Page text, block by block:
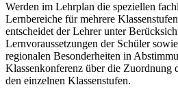
Werden im Lehrplan die speziellen
Lernbereiche für mehrere
entscheidet der Lehrer unter
Lernvoraussetzungen der Schüler
regionalen Besonderheiten in
Klassenkonferenz über die Zuordnung
den einzelnen Klassenstufen.